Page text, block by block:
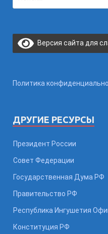
Версия сайта для
Политика
ДРУГИЕ РЕСУРСЫ
Президент России
Совет Федерации
Государственная Дума РФ
Правительство РФ
Республика Ингушетия
Конституция РФ